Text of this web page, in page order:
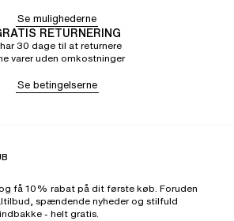
Se mulighederne
RETURNERING
30 dage til at returnere
varer uden omkostninger
Se betingelserne
få 10% rabat på dit første køb. Foruden
spændende nyheder og stilfuld
- helt gratis.